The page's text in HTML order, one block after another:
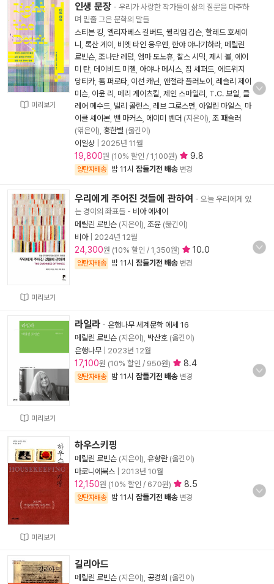
미리보기
인생 문장 - 우리가 사랑한 작가들이 삶의 질문을 마주하
며 밑줄 그은 문학의 말들
스티븐 킹 엘리자베스 길버트 윌리엄 깁슨 할레드 호세이
니 록산 게이 비엣 타인 응우옌 한야 야나기하라, 메릴린
로빈슨 조나단 레덤 엠마 도노휴 찰스 시믹 제시 볼 에이
미 탄, 데이비드 미첼 아야나 메시스 짐 셰퍼드 에드위지
당티카, 톰 퍼로타 이선 캐닌 앤절라 플러노이
레슬리 제이
미슨 이윤 리 메리 게이츠킬 제인 스마일리 T.C. 보일 클
레어 메수드 빌리 콜린스 레브 그로스먼 아일린 마일스 마
이클 셰이본 밴 마커스 에이미 벤더 (지은이), 조 패슬러
(엮은이), 홍한별 (옮긴이)
이일상
2025년 11월
19,800원 (10% 할인 / 1,100원) 9.8
양탄자배송 밤 11시 잠들기전 배송 변경
미리보기
우리에게 주어진 것들에 관하여 - 오늘 우리에게 있
는 경이의 좌표들 - 비아 에세이
메릴린 로빈슨 (지은이), 조윤 (옮긴이)
비아| 2024년 12월
24,300원 (10% 할인 / 1,350원) 10.0
양탄자배송 밤 11시 잠들기전 배송 변경
미리보기
라일라 - 은행나무 세계문학 에세 16
메릴린 로빈슨 (지은이), 박산호 (옮긴이)
은행나무
2023년 12월
17,100원 (10% 할인 / 950원) 8.4
양탄자배송 밤 11시 잠들기전 배송 변경
미리보기
하우스키핑
메릴린 로빈슨 (지은이), 유향란(옮긴이)
마로니에북스
2013년 10월
12,150원 (10% 할인 / 670원) 8.5
양탄자배송 밤 11시 잠들기전 배송 변경
길리아드
메릴린 로빈슨 (지은이), 공경희 (옮긴이)